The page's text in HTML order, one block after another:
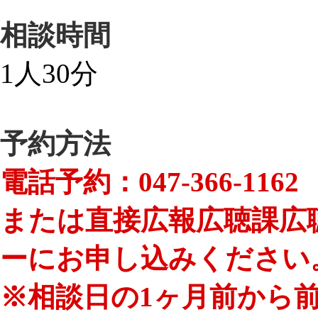
相談時間
1人30分
予約方法
電話予約：047-366-1162
または直接広報広聴課
ーにお申し込みくださ
※相談日の1ヶ月前から